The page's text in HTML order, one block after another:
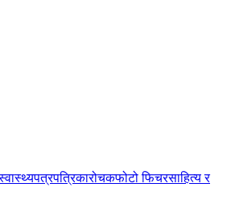
पत्रपत्रिकारोचकफोटो फिचरसाहित्य र